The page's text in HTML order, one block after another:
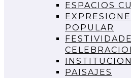
ESPACIOS
POPULAR
PAISAJES